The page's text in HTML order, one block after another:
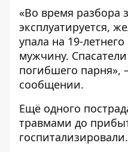
«Во время разбора
эксплуатируется,
упала на 19-
мужчину.
погибшего парня»,
сообщении.
Ещё одного
травмами до
госпитализировали.